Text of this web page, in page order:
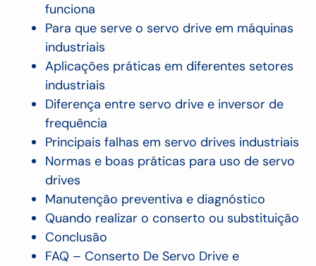
funciona
Para que serve o servo drive em máquinas
industriais
Aplicações práticas em diferentes setores
industriais
Diferença entre servo drive e inversor de
frequência
Principais falhas em servo drives industriais
Normas e boas práticas para uso de servo
drives
Manutenção preventiva e diagnóstico
Quando realizar o conserto ou substituição
Conclusão
FAQ – Conserto De Servo Drive e